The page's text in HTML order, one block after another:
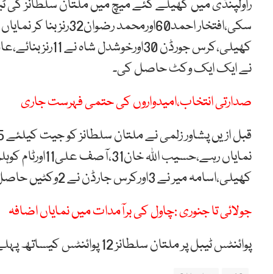
نے ایک ایک وکٹ حاصل کی۔
صدارتی انتخاب،امیدواروں کی حتمی فہرست جاری
کھیلی،اسامہ میر نے 3اورکرس جارڈن نے 2وکٹیں حاصل کیں۔
جولائی تا جنوری :چاول کی برآمدات میں نمایاں اضافہ
پوائنٹس ٹیبل پر ملتان سلطانز 12 پوائنٹس کیساتھ پہلے ، پشاور زلمی 9 پوائنٹس کیساتھ تیسرے نمبر پر ہے۔